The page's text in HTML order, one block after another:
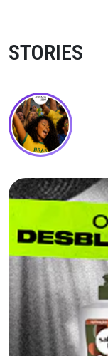
STORIES